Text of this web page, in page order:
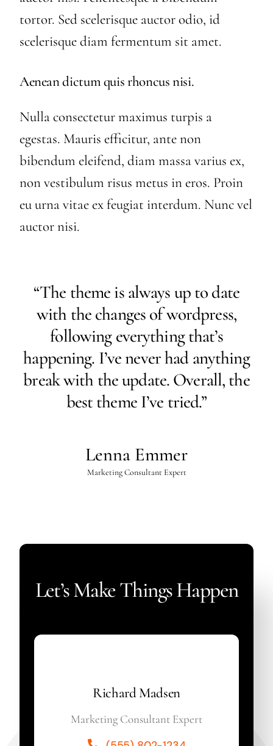
tortor. Sed scelerisque auctor odio, id
scelerisque diam fermentum sit amet.
Aenean dictum quis rhoncus nisi.
Nulla consectetur maximus turpis a
egestas. Mauris efficitur, ante non
bibendum eleifend, diam massa varius ex,
non vestibulum risus metus in eros. Proin
eu urna vitae ex feugiat interdum. Nunc vel
auctor nisi.
“The theme is always up to date
with the changes of wordpress,
following everything that’s
happening. I’ve never had anything
break with the update. Overall, the
best theme I’ve tried.”
Lenna Emmer
Marketing Consultant Expert
Let’s Make Things Happen
Richard Madsen
Marketing Consultant Expert